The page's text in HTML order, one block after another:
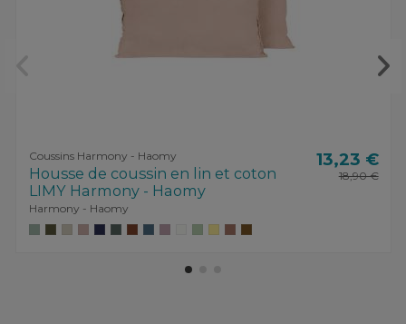
Coussins Harmony - Haomy
Housse de coussin en lin et coton
LIMY Harmony - Haomy
Harmony - Haomy
13,23 €
18,90 €